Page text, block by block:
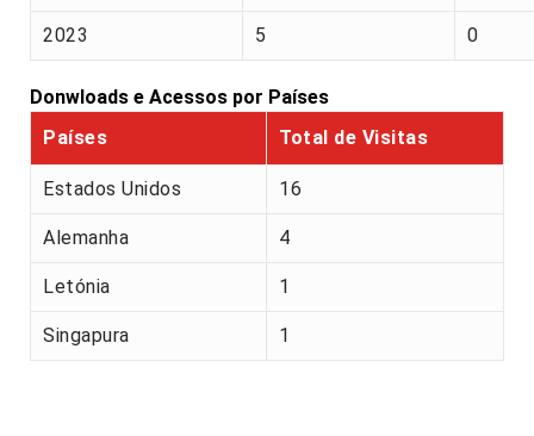
2023 5 0
Donwloads e Acessos por Países
Países
Total de Visitas
Estados Unidos 16
Alemanha 4
Letónia 1
Singapura 1